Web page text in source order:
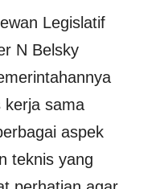
Legislatif
N Belsky
kerja sama
aspek
teknis yang